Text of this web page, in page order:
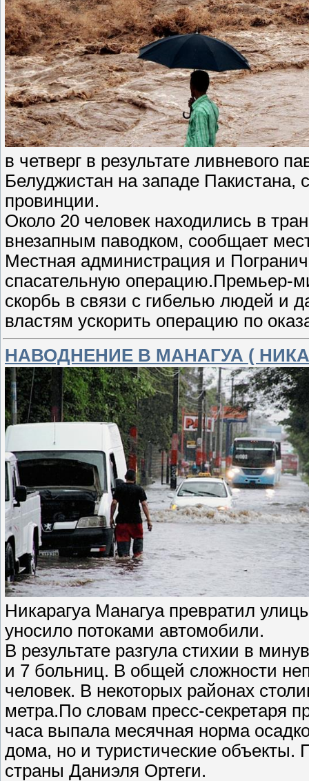
в четверг в результате ливневого
Белуджистан на западе Пакистана,
провинции.
Около 20 человек находились в
внезапным паводком, сообщает
Местная администрация и
спасательную операцию.Премьер-
скорбь в связи с гибелью людей и
властям ускорить операцию по
НАВОДНЕНИЕ В МАНАГУА (
Никарагуа Манагуа превратил
уносило потоками автомобили.
В результате разгула стихии в
и 7 больниц. В общей сложности
человек. В некоторых районах
метра.По словам пресс-секретаря
часа выпала месячная норма
дома, но и туристические объекты.
страны Даниэля Ортеги.